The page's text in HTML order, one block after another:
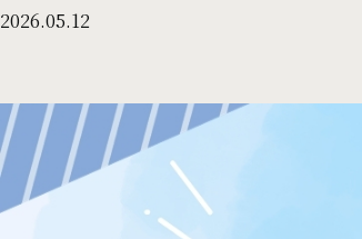
2026.05.12